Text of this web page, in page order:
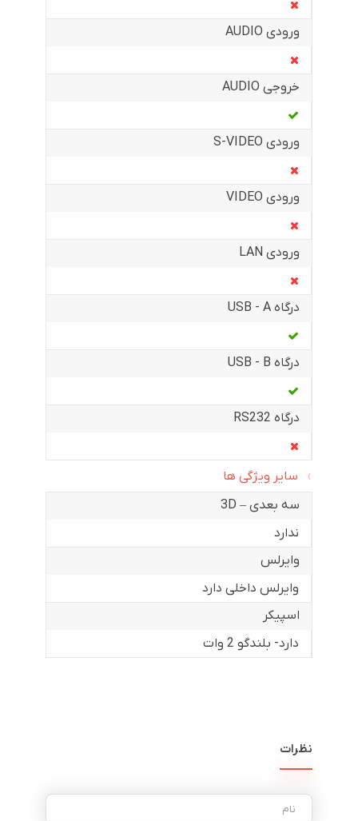
ورودی AUDIO
خروجی AUDIO
ورودی S-VIDEO
ورودی VIDEO
ورودی LAN
درگاه USB - A
درگاه USB - B
درگاه RS232
سایر ویژگی ها
سه بعدی – 3D
ندارد
وایرلس
وایرلس داخلی دارد
اسپیکر
دارد- بلندگو 2 وات
نظرات